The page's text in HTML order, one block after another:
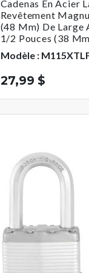
Cadenas En Acier
Revêtement
(48 Mm) De Large
1/2 Pouces (38
Modèle :
27,99 $